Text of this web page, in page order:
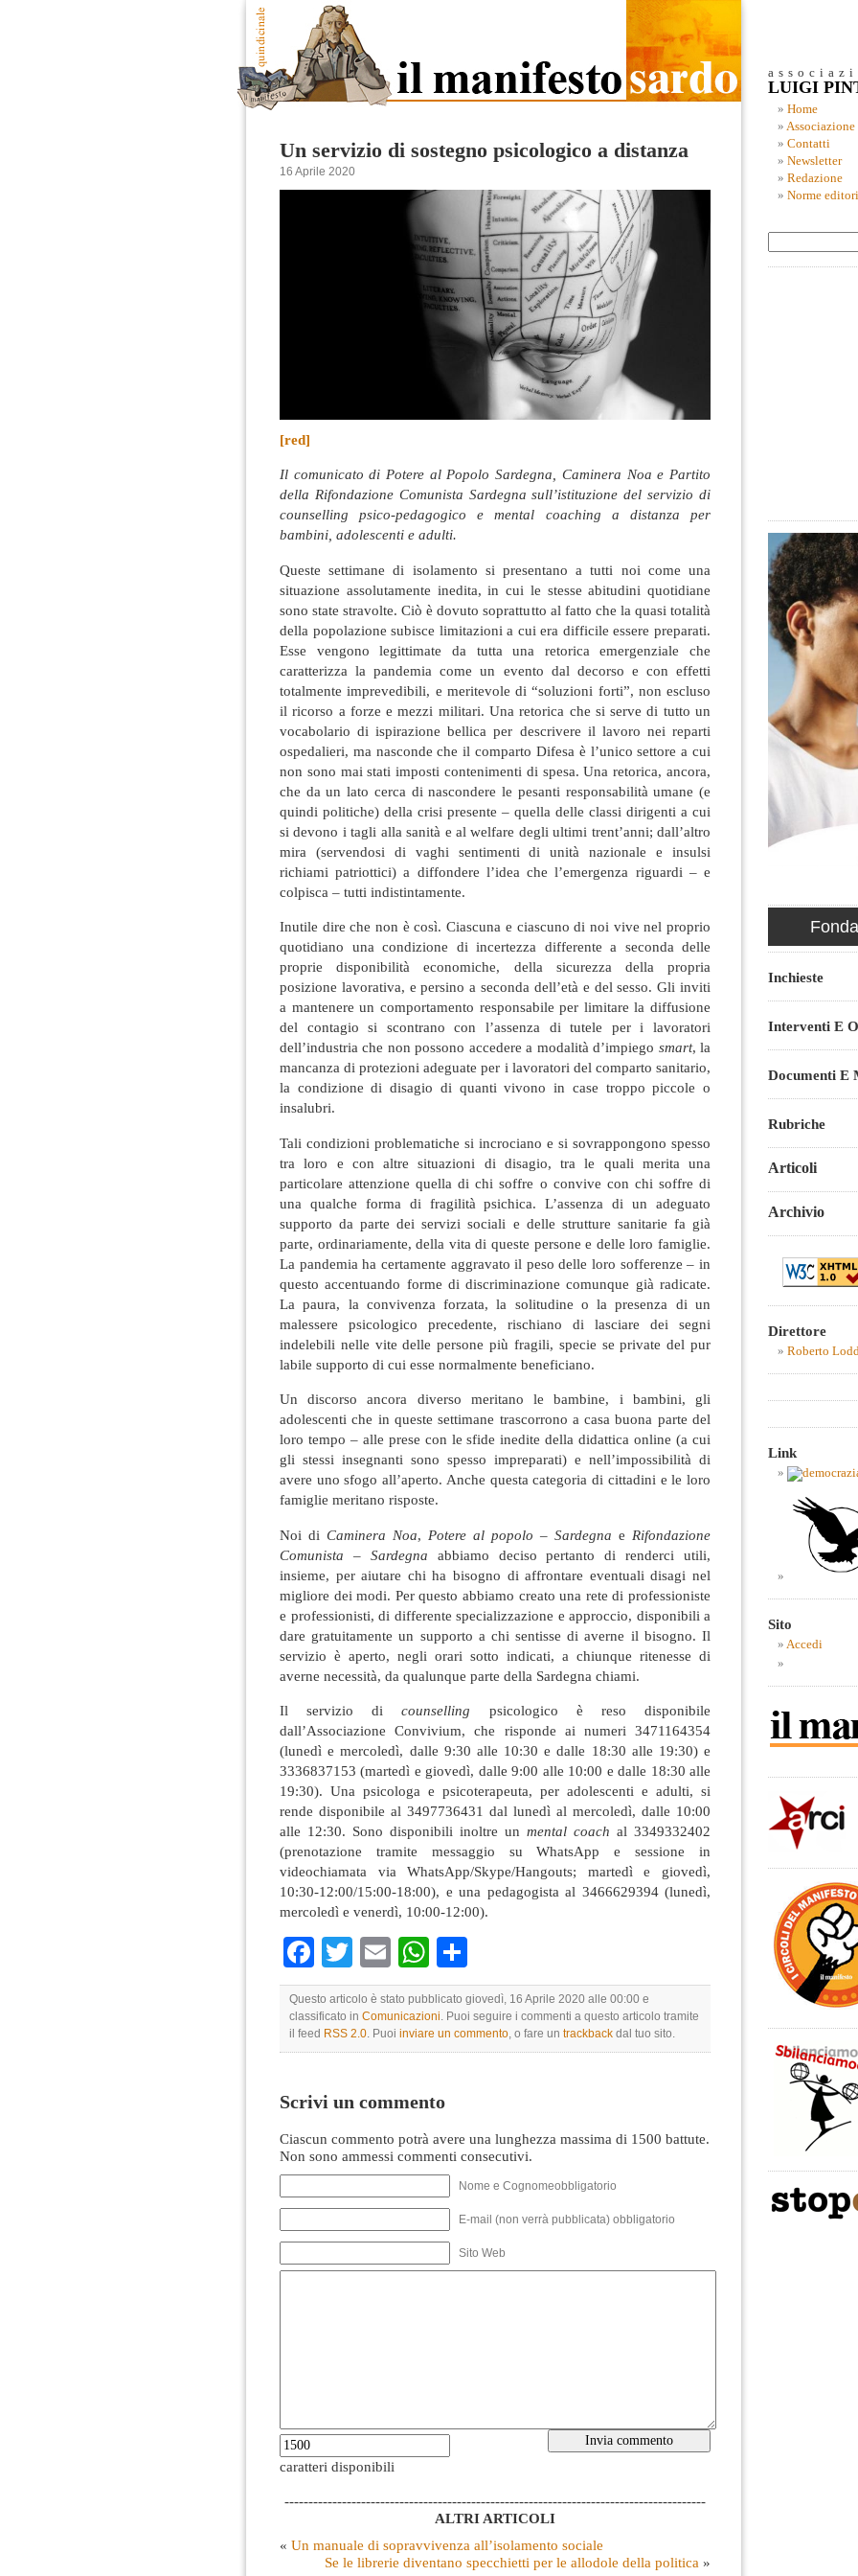
Un servizio di sostegno psicologico a distanza
16 Aprile 2020
[red]
Il comunicato di Potere al Popolo Sardegna, Caminera Noa e Partito
della Rifondazione Comunista Sardegna sull’istituzione del servizio di
counselling psico-pedagogico e mental coaching a distanza per
bambini, adolescenti e adulti.
Queste settimane di isolamento si presentano a tutti noi come una
situazione assolutamente inedita, in cui le stesse abitudini quotidiane
sono state stravolte. Ciò è dovuto soprattutto al fatto che la quasi totalità
della popolazione subisce limitazioni a cui era difficile essere preparati.
Esse vengono legittimate da tutta una retorica emergenziale che
caratterizza la pandemia come un evento dal decorso e con effetti
totalmente imprevedibili, e meritevole di “soluzioni forti”, non escluso
il ricorso a forze e mezzi militari. Una retorica che si serve di tutto un
vocabolario di ispirazione bellica per descrivere il lavoro nei reparti
ospedalieri, ma nasconde che il comparto Difesa è l’unico settore a cui
non sono mai stati imposti contenimenti di spesa. Una retorica, ancora,
che da un lato cerca di nascondere le pesanti responsabilità umane (e
quindi politiche) della crisi presente – quella delle classi dirigenti a cui
si devono i tagli alla sanità e al welfare degli ultimi trent’anni; dall’altro
mira (servendosi di vaghi sentimenti di unità nazionale e insulsi
richiami patriottici) a diffondere l’idea che l’emergenza riguardi – e
colpisca – tutti indistintamente.
Inutile dire che non è così. Ciascuna e ciascuno di noi vive nel proprio
quotidiano una condizione di incertezza differente a seconda delle
proprie disponibilità economiche, della sicurezza della propria
posizione lavorativa, e persino a seconda dell’età e del sesso. Gli inviti
a mantenere un comportamento responsabile per limitare la diffusione
del contagio si scontrano con l’assenza di tutele per i lavoratori
dell’industria che non possono accedere a modalità d’impiego smart, la
mancanza di protezioni adeguate per i lavoratori del comparto sanitario,
la condizione di disagio di quanti vivono in case troppo piccole o
insalubri.
Tali condizioni problematiche si incrociano e si sovrappongono spesso
tra loro e con altre situazioni di disagio, tra le quali merita una
particolare attenzione quella di chi soffre o convive con chi soffre di
una qualche forma di fragilità psichica. L’assenza di un adeguato
supporto da parte dei servizi sociali e delle strutture sanitarie fa già
parte, ordinariamente, della vita di queste persone e delle loro famiglie.
La pandemia ha certamente aggravato il peso delle loro sofferenze – in
questo accentuando forme di discriminazione comunque già radicate.
La paura, la convivenza forzata, la solitudine o la presenza di un
malessere psicologico precedente, rischiano di lasciare dei segni
indelebili nelle vite delle persone più fragili, specie se private del pur
labile supporto di cui esse normalmente beneficiano.
Un discorso ancora diverso meritano le bambine, i bambini, gli
adolescenti che in queste settimane trascorrono a casa buona parte del
loro tempo – alle prese con le sfide inedite della didattica online (a cui
gli stessi insegnanti sono spesso impreparati) e nell’impossibilità di
avere uno sfogo all’aperto. Anche questa categoria di cittadini e le loro
famiglie meritano risposte.
Noi di Caminera Noa, Potere al popolo – Sardegna e Rifondazione
Comunista – Sardegna abbiamo deciso pertanto di renderci utili,
insieme, per aiutare chi ha bisogno di affrontare eventuali disagi nel
migliore dei modi. Per questo abbiamo creato una rete di professioniste
e professionisti, di differente specializzazione e approccio, disponibili a
dare gratuitamente un supporto a chi sentisse di averne il bisogno. Il
servizio è aperto, negli orari sotto indicati, a chiunque ritenesse di
averne necessità, da qualunque parte della Sardegna chiami.
Il servizio dicounselling psicologico è reso disponibile
dall’Associazione Convivium, che risponde ai numeri 3471164354
(lunedì e mercoledì, dalle 9:30 alle 10:30 e dalle 18:30 alle 19:30) e
3336837153 (martedì e giovedì, dalle 9:00 alle 10:00 e dalle 18:30 alle
19:30). Una psicologa e psicoterapeuta, per adolescenti e adulti, si
rende disponibile al 3497736431 dal lunedì al mercoledì, dalle 10:00
alle 12:30. Sono disponibili inoltre un mental coach al 3349332402
(prenotazione tramite messaggio su WhatsApp e sessione in
videochiamata via WhatsApp/Skype/Hangouts; martedì e giovedì,
10:30-12:00/15:00-18:00), e una pedagogista al 3466629394 (lunedì,
mercoledì e venerdì, 10:00-12:00).
Facebook
TwitterEmailWhatsApp
Questo articolo è stato pubblicato giovedì, 16 Aprile 2020 alle 00:00 e
classificato in Comunicazioni. Puoi seguire i commenti a questo articolo tramite
il feed RSS 2.0. Puoi inviare un commento, o fare un trackback dal tuo sito.
Scrivi un commento
Ciascun commento potrà avere una lunghezza massima di 1500 battute.
Non sono ammessi commenti consecutivi.
Nome e Cognomeobbligatorio
E-mail (non verrà pubblicata) obbligatorio
Sito Web
caratteri disponibili
----------------------------------------------------------------------------------------
ALTRI ARTICOLI
« Un manuale di sopravvivenza all’isolamento sociale
Se le librerie diventano specchietti per le allodole della politica »
LUIGI
Home
Associazione
Contatti
Newsletter
Redazione
Norme
Inchieste
Interventi E
Documenti E
Rubriche
Articoli
Archivio
Direttore
Roberto
Link
Sito
Accedi